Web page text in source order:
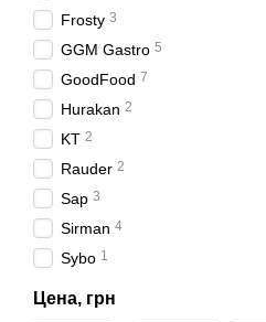
Frosty 3
GGM Gastro 5
GoodFood 7
Hurakan 2
KT 2
Rauder 2
Sap 3
Sirman 4
Sybo 1
Цена, грн